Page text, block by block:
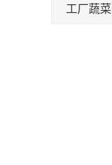
工厂蔬